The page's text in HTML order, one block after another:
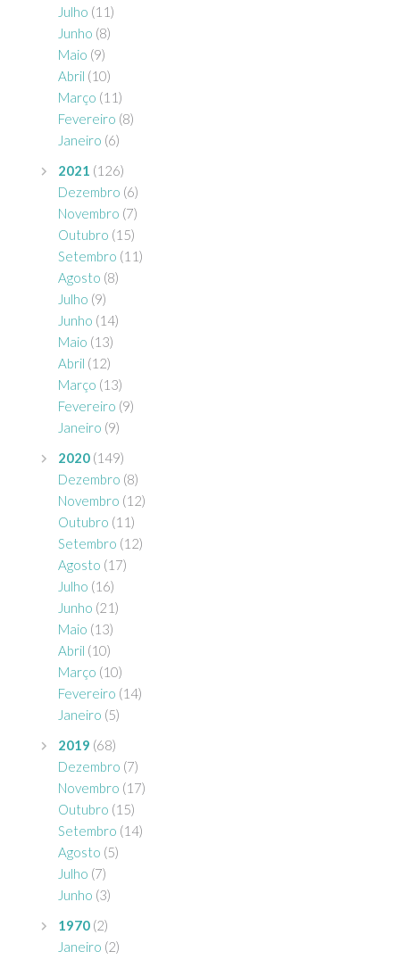
Julho (11)
Junho (8)
Maio (9)
Abril (10)
Março (11)
Fevereiro (8)
Janeiro (6)
2021 (126)
Dezembro (6)
Novembro (7)
Outubro (15)
Setembro (11)
Agosto (8)
Julho (9)
Junho (14)
Maio (13)
Abril (12)
Março (13)
Fevereiro (9)
Janeiro (9)
2020 (149)
Dezembro (8)
Novembro (12)
Outubro (11)
Setembro (12)
Agosto (17)
Julho (16)
Junho (21)
Maio (13)
Abril (10)
Março (10)
Fevereiro (14)
Janeiro (5)
2019 (68)
Dezembro (7)
Novembro (17)
Outubro (15)
Setembro (14)
Agosto (5)
Julho (7)
Junho (3)
1970 (2)
Janeiro (2)